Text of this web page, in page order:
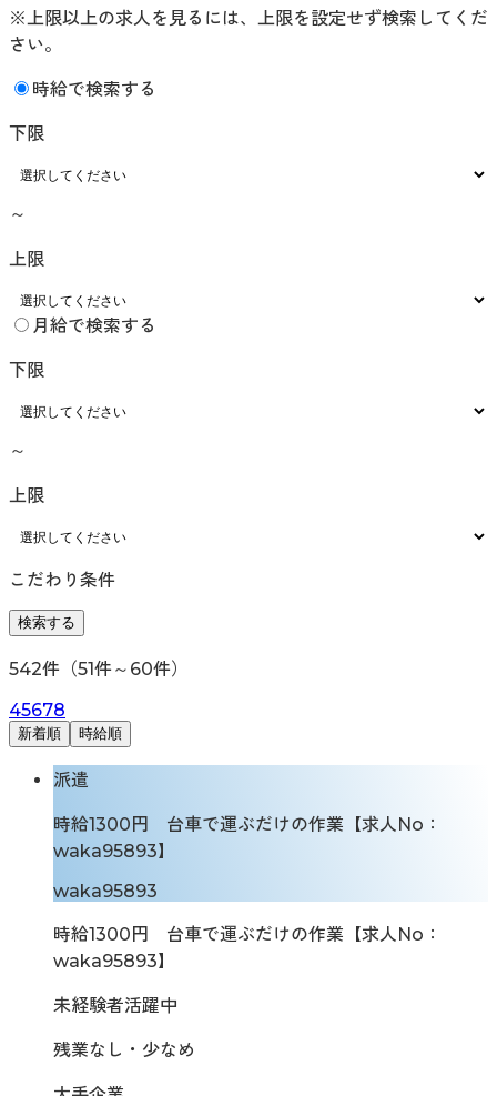
※上限以上の求人を見るには、上限を設定せず検索してくだ
さい。
時給で検索する
下限
～
上限
月給で検索する
下限
～
上限
こだわり条件
検索する
542件（51件～ 60件）
45678
新着順 時給順
派遣
時給1300円 台車で運ぶだけの作業【求人No：
waka95893】
waka95893
時給1300円 台車で運ぶだけの作業【求人No：
waka95893】
未経験者活躍中
残業なし・少なめ